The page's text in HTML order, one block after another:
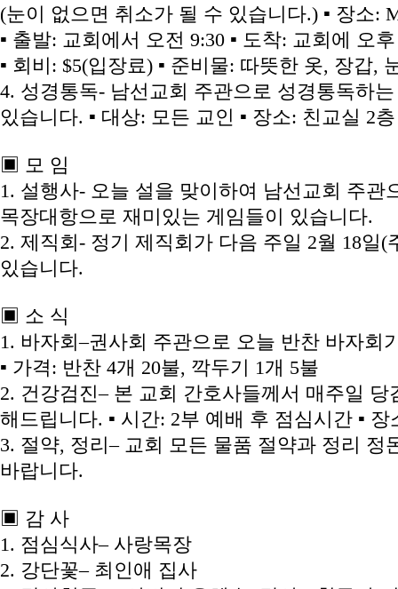
(눈이 없으면 취소가 될 수 있습니다.) ▪ 장소:
▪ 출발: 교회에서 오전 9:30 ▪ 도착: 교회에 오후
▪ 회비: $5(입장료) ▪ 준비물: 따뜻한 옷, 장갑,
4. 성경통독- 남선교회 주관으로 성경통독하
있습니다. ▪ 대상: 모든 교인 ▪ 장소: 친교실 2
▣ 모 임
1. 설행사- 오늘 설을 맞이하여 남선교회 주관
목장대항으로 재미있는 게임들이 있습니다.
2. 제직회- 정기 제직회가 다음 주일 2월 18일(
있습니다.
▣ 소 식
1. 바자회–권사회 주관으로 오늘 반찬 바자회
▪ 가격: 반찬 4개 20불, 깍두기 1개 5불
2. 건강검진– 본 교회 간호사들께서 매주일
해드립니다. ▪ 시간: 2부 예배 후 점심시간 ▪ 장
3. 절약, 정리– 교회 모든 물품 절약과 정리 정
바랍니다.
▣ 감 사
1. 점심식사– 사랑목장
2. 강단꽃– 최인애 집사